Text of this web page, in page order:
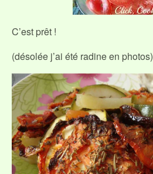
C’est prêt !
(désolée j’ai été radine en photos)